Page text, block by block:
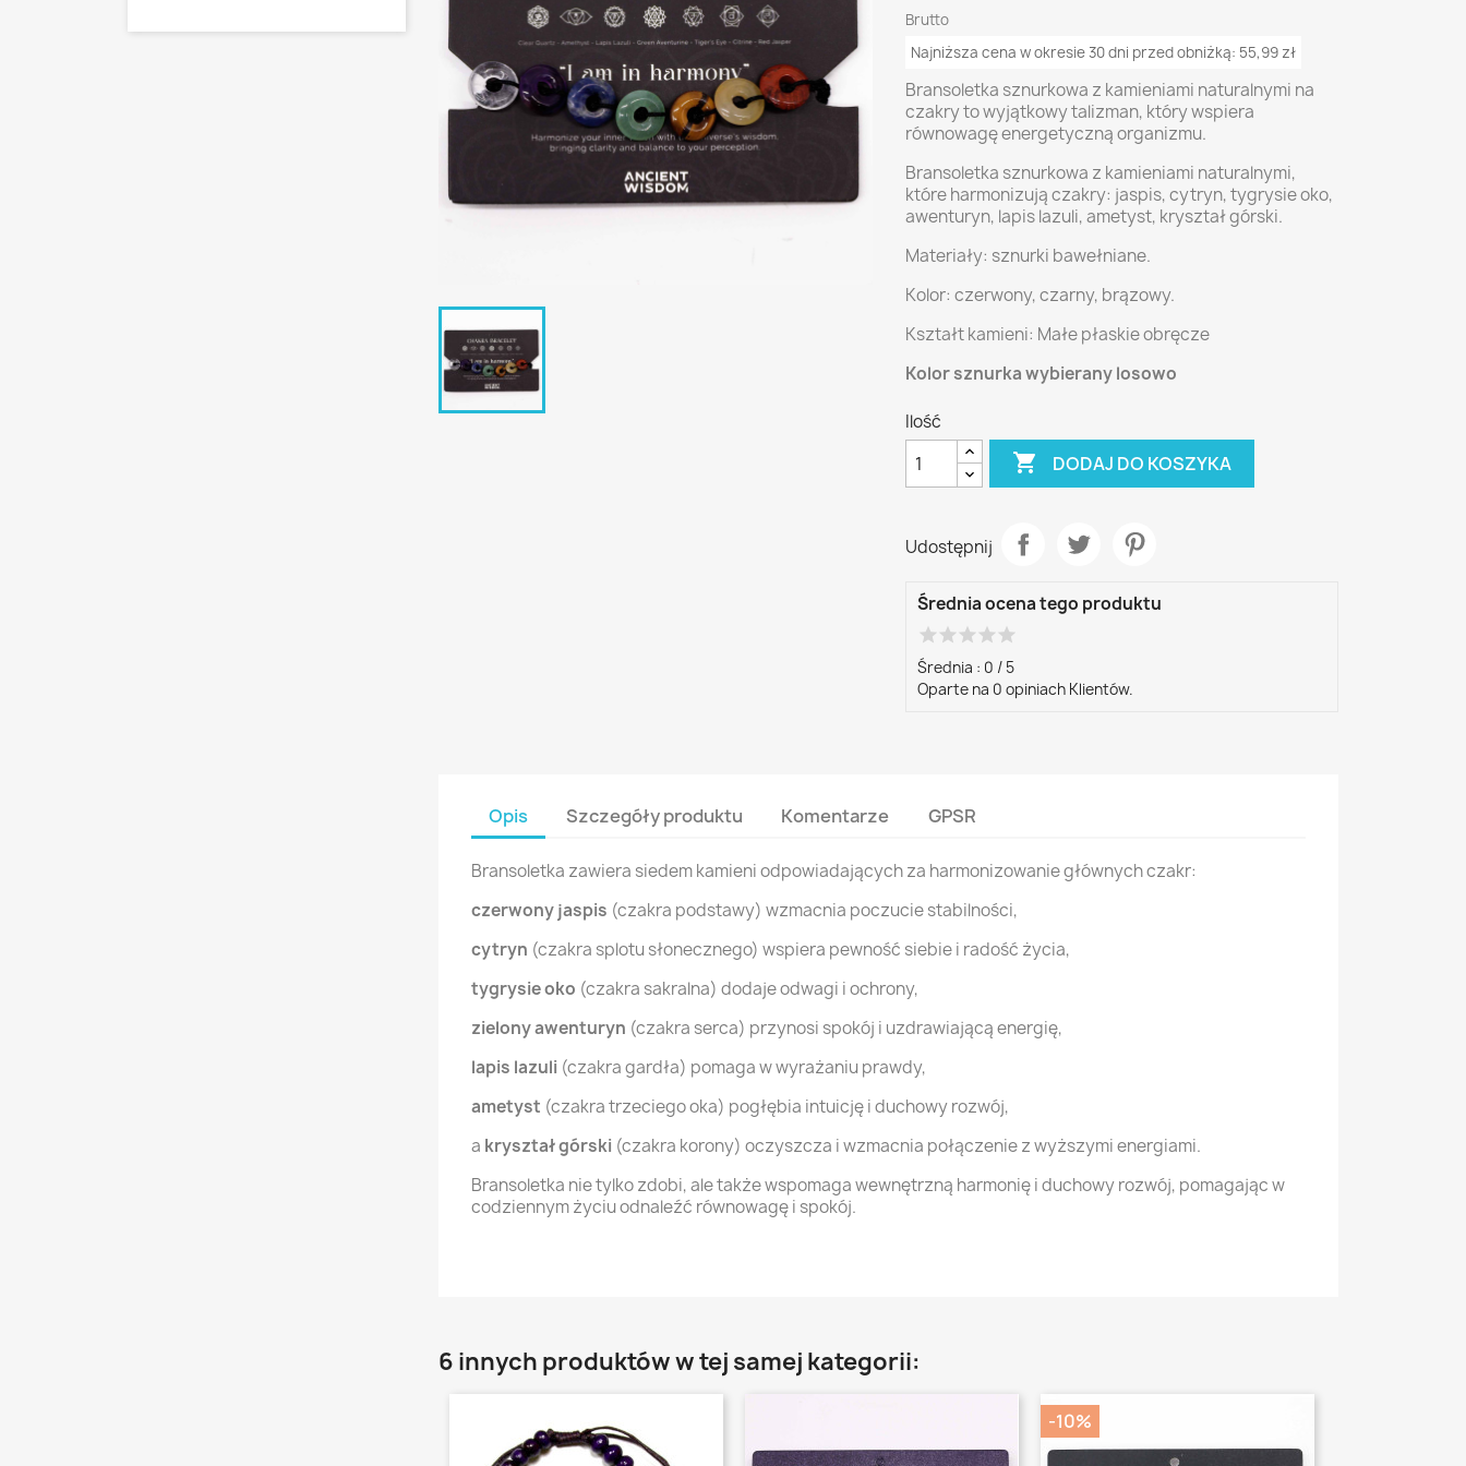
Brutto
Najniższa cena w okresie 30 dni przed obniżką: 55,99 zł
Bransoletka sznurkowa z kamieniami naturalnymi na
czakry to wyjątkowy talizman, który wspiera
równowagę energetyczną organizmu.
Bransoletka sznurkowa z kamieniami naturalnymi,
które harmonizują czakry: jaspis, cytryn, tygrysie oko,
awenturyn, lapis lazuli, ametyst, kryształ górski.
Materiały: sznurki bawełniane.
Kolor: czerwony, czarny, brązowy.
Kształt kamieni: Małe płaskie obręcze
Kolor sznurka wybierany losowo
Ilość
 DODAJ DO KOSZYKA
Udostępnij
Średnia ocena tego produktu
star star star star star
Średnia : 0 / 5
Oparte na 0 opiniach Klientów.
Opis Szczegóły produktu Komentarze GPSR
Bransoletka zawiera siedem kamieni odpowiadających za harmonizowanie głównych czakr:
czerwony jaspis (czakra podstawy) wzmacnia poczucie stabilności,
cytryn (czakra splotu słonecznego) wspiera pewność siebie i radość życia,
tygrysie oko (czakra sakralna) dodaje odwagi i ochrony,
zielony awenturyn (czakra serca) przynosi spokój i uzdrawiającą energię,
lapis lazuli (czakra gardła) pomaga w wyrażaniu prawdy,
ametyst (czakra trzeciego oka) pogłębia intuicję i duchowy rozwój,
a kryształ górski (czakra korony) oczyszcza i wzmacnia połączenie z wyższymi energiami.
Bransoletka nie tylko zdobi, ale także wspomaga wewnętrzną harmonię i duchowy rozwój, pomagając w
codziennym życiu odnaleźć równowagę i spokój.
6 innych produktów w tej samej kategorii:
-10%